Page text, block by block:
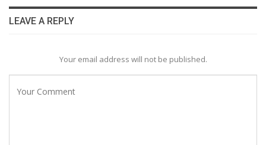
LEAVE A REPLY
Your email address will not be published.